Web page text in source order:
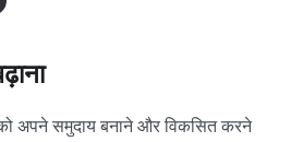
को अपने समुदाय बनाने और विकसित करने